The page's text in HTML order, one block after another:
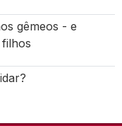
gêmeos - e